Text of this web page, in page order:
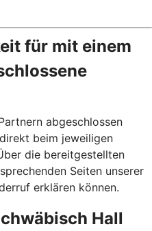
für mit einem
abgeschlossen
beim jeweiligen
die bereitgestellten
Seiten unserer
erklären können.
Hall